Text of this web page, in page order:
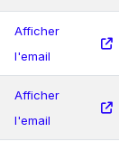
Afficher
l'email
Afficher
l'email